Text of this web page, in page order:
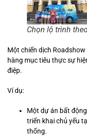
Chọn lộ trình
Một chiến dịch
hàng mục tiêu thực sự
điệp.
Ví dụ:
Một dự án bất
triển khai chủ yếu
thống.